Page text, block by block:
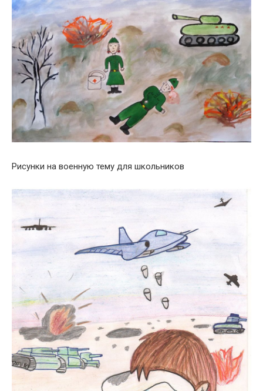
Рисунки на военную тему для школьников